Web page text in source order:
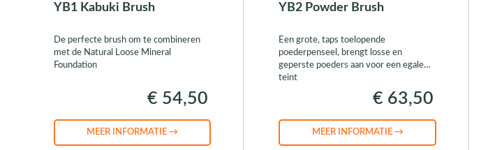
YB1 Kabuki Brush
De perfecte brush om te combineren
met de Natural Loose Mineral
Foundation
€ 54,50
MEER INFORMATIE →
YB2 Powder Brush
Een grote, taps toelopende
poederpenseel, brengt losse en
geperste poeders aan voor een egale
teint
€ 63,50
MEER INFORMATIE →